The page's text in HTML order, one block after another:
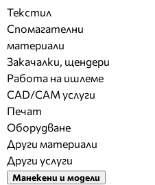
Текстил
Спомагателни
материали
Закачалки, щендери
Работа на ишлеме
CAD/CAM услуги
Печат
Оборудване
Други материали
Други услуги
Манекени и модели